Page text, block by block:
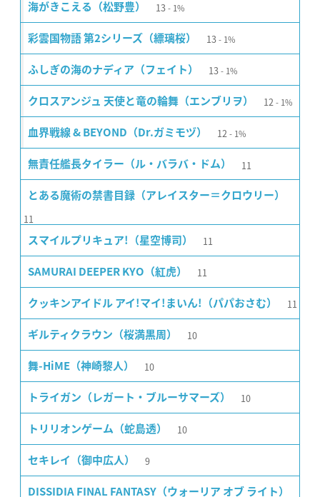
海がきこえる（松野豊） 13 1%
彩雲国物語 第2シリーズ（縹璃桜） 13 1%
ふしぎの海のナディア（フェイト） 13 1%
クロスアンジュ 天使と竜の輪舞（エンブリヲ） 12 1%
血界戦線 & BEYOND（Dr.ガミモヅ） 12 1%
無責任艦長タイラー（ル・バラバ・ドム） 11
とある魔術の禁書目録（アレイスター＝クロウリー）
11
スマイルプリキュア!（星空博司） 11
SAMURAI DEEPER KYO（紅虎） 11
クッキンアイドル アイ!マイ!まいん!（パパおさむ） 11
ギルティクラウン（桜満黒周） 10
舞-HiME（神崎黎人） 10
トライガン（レガート・ブルーサマーズ） 10
トリリオンゲーム（蛇島透） 10
セキレイ（御中広人） 9
DISSIDIA FINAL FANTASY（ウォーリア オブ ライト）